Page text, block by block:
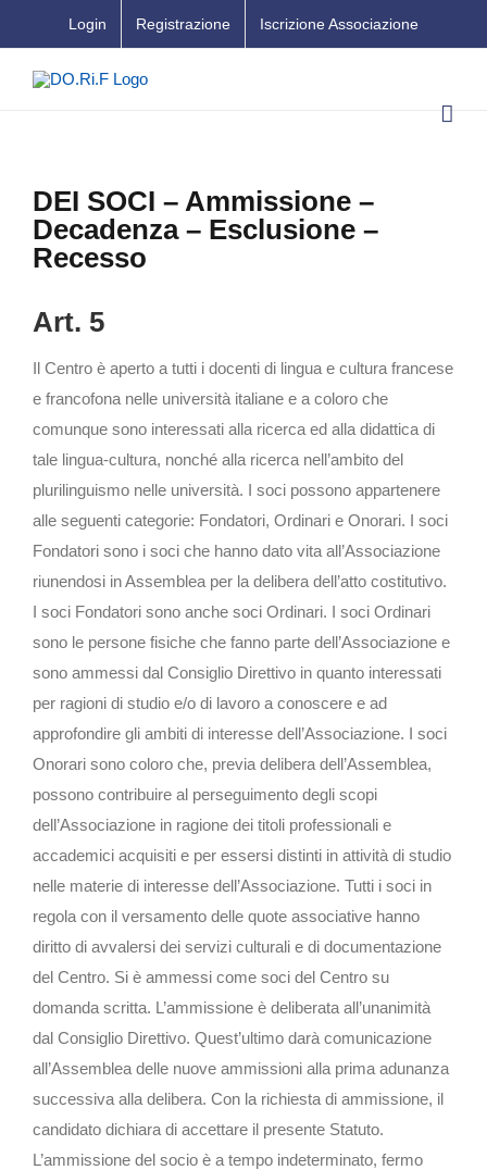
al
contenuto
Login Registrazione Iscrizione Associazione
DEI SOCI – Ammissione –
Decadenza – Esclusione –
Recesso
Art. 5
Il Centro è aperto a tutti i docenti di lingua e cultura francese
e francofona nelle università italiane e a coloro che
comunque sono interessati alla ricerca ed alla didattica di
tale lingua-cultura, nonché alla ricerca nell’ambito del
plurilinguismo nelle università. I soci possono appartenere
alle seguenti categorie: Fondatori, Ordinari e Onorari. I soci
Fondatori sono i soci che hanno dato vita all’Associazione
riunendosi in Assemblea per la delibera dell’atto costitutivo.
I soci Fondatori sono anche soci Ordinari. I soci Ordinari
sono le persone fisiche che fanno parte dell’Associazione e
sono ammessi dal Consiglio Direttivo in quanto interessati
per ragioni di studio e/o di lavoro a conoscere e ad
approfondire gli ambiti di interesse dell’Associazione. I soci
Onorari sono coloro che, previa delibera dell’Assemblea,
possono contribuire al perseguimento degli scopi
dell’Associazione in ragione dei titoli professionali e
accademici acquisiti e per essersi distinti in attività di studio
nelle materie di interesse dell’Associazione. Tutti i soci in
regola con il versamento delle quote associative hanno
diritto di avvalersi dei servizi culturali e di documentazione
del Centro. Si è ammessi come soci del Centro su
domanda scritta. L’ammissione è deliberata all’unanimità
dal Consiglio Direttivo. Quest’ultimo darà comunicazione
all’Assemblea delle nuove ammissioni alla prima adunanza
successiva alla delibera. Con la richiesta di ammissione, il
candidato dichiara di accettare il presente Statuto.
L’ammissione del socio è a tempo indeterminato, fermo